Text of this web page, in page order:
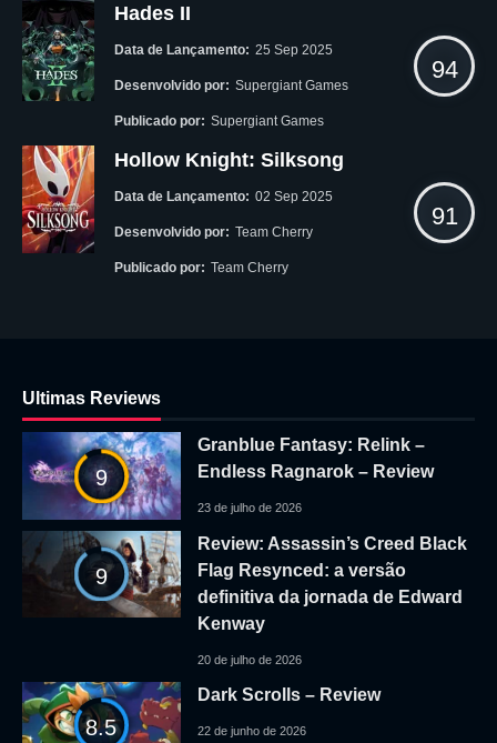
Hades II
Data de Lançamento: 25 Sep 2025
Desenvolvido por: Supergiant Games
Publicado por: Supergiant Games
94
Hollow Knight: Silksong
Data de Lançamento: 02 Sep 2025
Desenvolvido por: Team Cherry
Publicado por: Team Cherry
91
Ultimas Reviews
9
Granblue Fantasy: Relink –
Endless Ragnarok – Review
23 de julho de 2026
9
Review: Assassin’s Creed Black
Flag Resynced: a versão
definitiva da jornada de Edward
Kenway
20 de julho de 2026
8.5
Dark Scrolls – Review
22 de junho de 2026